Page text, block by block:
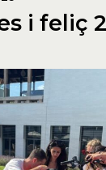
i feliç